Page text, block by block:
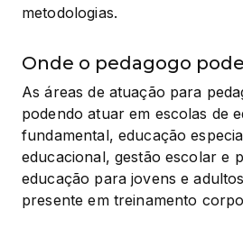
metodologias.
Onde o pedagogo
As áreas de atuação para
podendo atuar em escolas de
fundamental, educação
educacional, gestão escolar e
educação para jovens e
presente em treinamento